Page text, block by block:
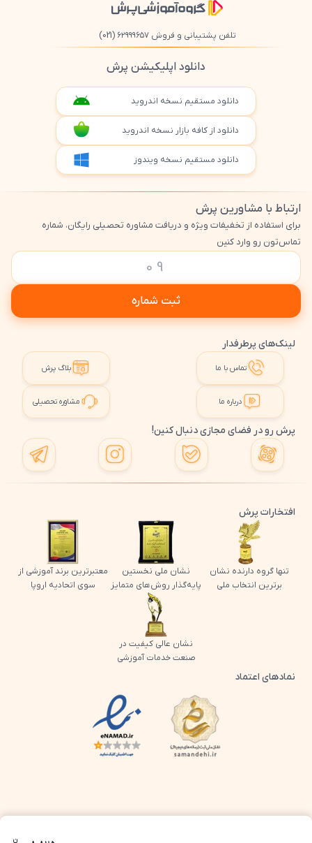
ن
تلفن پشتیبانی و فروش ۶۲۹۹۹۶۵۷ (021)
دانلود اپلیکیشن پرش
دانلود مستقیم نسخه اندروید
دانلود از کافه بازار نسخه اندروید
دانلود مستقیم نسخه ویندوز
ارتباط با مشاورین پرش
برای استفاده از تخفیفات ویژه و دریافت مشاوره تحصیلی رایگان، شماره
تماس‌تون رو وارد کنین
ثبت شماره
لینک‌های پرطرفدار
تماس با ما بلاگ پرش
درباره ما مشاوره تحصیلی
پرش رو در فضای مجازی دنبال کنین!
افتخارات پرش
تنها گروه دارنده نشان
برترین انتخاب ملی
نشان ملی نخستین
پایه‌گذار روش‌های متمایز
معتبرترین برند آموزشی از
سوی اتحادیه اروپا
نشان عالی کیفیت در
صنعت خدمات آموزشی
نمادهای اعتماد
لوگو اینماد پرش